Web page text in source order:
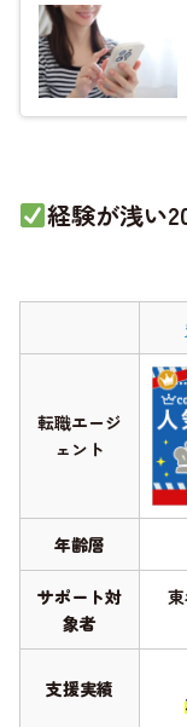
経験が浅い
転職エージ
ェント
年齢層
サポート対
象者
支援実績